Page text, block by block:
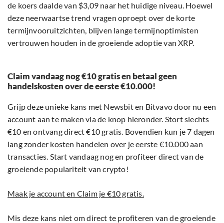
de koers daalde van $3,09 naar het huidige niveau. Hoewel
deze neerwaartse trend vragen oproept over de korte
termijnvooruitzichten, blijven lange termijnoptimisten
vertrouwen houden in de groeiende adoptie van XRP.
Claim vandaag nog €10 gratis en betaal geen
handelskosten over de eerste €10.000!
Grijp deze unieke kans met Newsbit en Bitvavo door nu een
account aan te maken via de knop hieronder. Stort slechts
€10 en ontvang direct €10 gratis. Bovendien kun je 7 dagen
lang zonder kosten handelen over je eerste €10.000 aan
transacties. Start vandaag nog en profiteer direct van de
groeiende populariteit van crypto!
Maak je account en Claim je €10 gratis.
Mis deze kans niet om direct te profiteren van de groeiende